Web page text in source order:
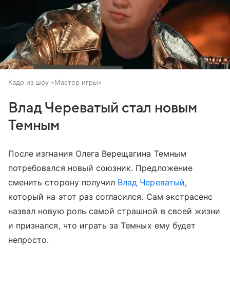
Кадр из шоу «Мастер игры»
Влад Череватый стал новым
Темным
После изгнания Олега Верещагина Темным
потребовался новый союзник. Предложение
сменить сторону получил Влад Череватый,
который на этот раз согласился. Сам экстрасенс
назвал новую роль самой страшной в своей жизни
и признался, что играть за Темных ему будет
непросто.